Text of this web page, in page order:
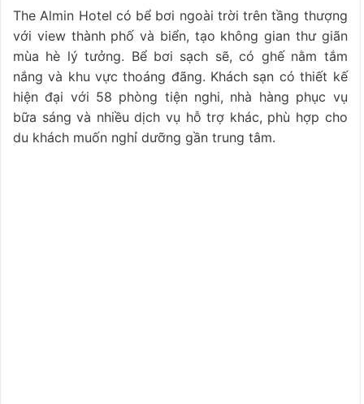
The Almin Hotel có bể bơi ngoài trời trên tầng thượng
với view thành phố và biển, tạo không gian thư giãn
mùa hè lý tưởng. Bể bơi sạch sẽ, có ghế nằm tắm
nắng và khu vực thoáng đãng. Khách sạn có thiết kế
hiện đại với 58 phòng tiện nghi, nhà hàng phục vụ
bữa sáng và nhiều dịch vụ hỗ trợ khác, phù hợp cho
du khách muốn nghỉ dưỡng gần trung tâm.